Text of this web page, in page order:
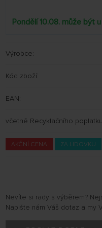
Pondělí 10.08. může být
Výrobce:
Kód zboží:
EAN:
včetně Recyklačního
AKČNÍ CENA ZA LIDOVKU
Nevíte si rady s výběrem?
Napište nám Váš dotaz a my